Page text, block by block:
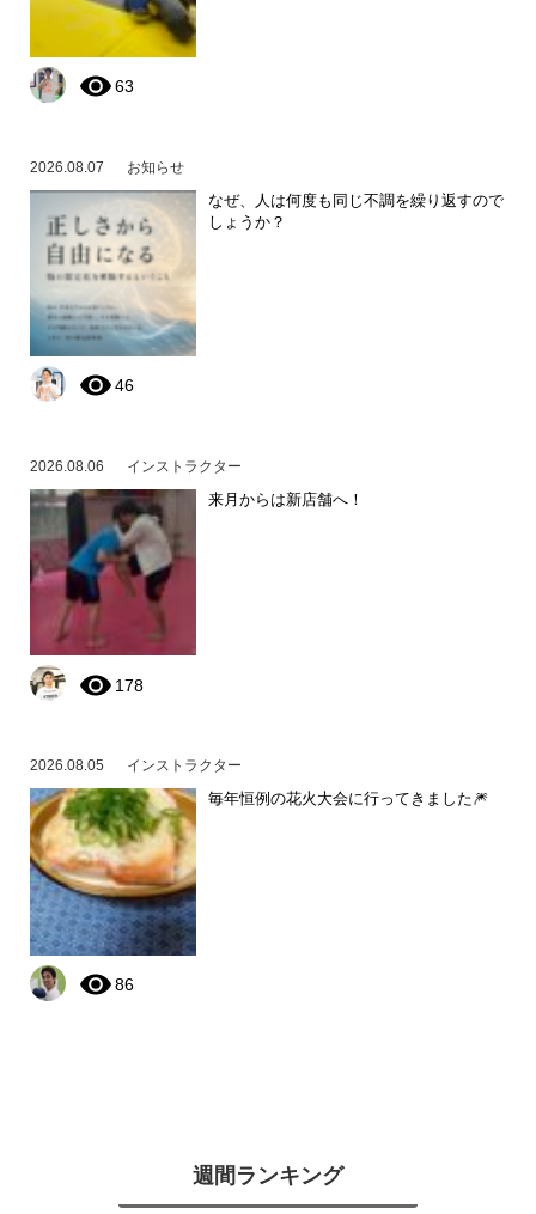
63
2026.08.07 お知らせ
なぜ、人は何度も同じ不調を繰り返すので
しょうか？
46
2026.08.06 インストラクター
来月からは新店舗へ！
178
2026.08.05 インストラクター
毎年恒例の花火大会に行ってきました🎆
86
週間ランキング